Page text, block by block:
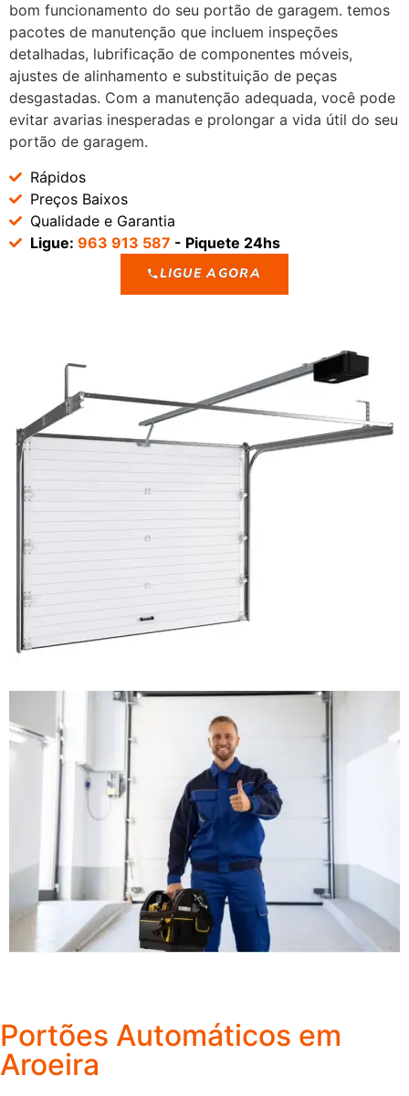
bom funcionamento do seu portão de garagem. temos
pacotes de manutenção que incluem inspeções
detalhadas, lubrificação de componentes móveis,
ajustes de alinhamento e substituição de peças
desgastadas. Com a manutenção adequada, você pode
evitar avarias inesperadas e prolongar a vida útil do seu
portão de garagem.
Rápidos
Preços Baixos
Qualidade e Garantia
Ligue: 963 913 587 - Piquete 24hs
LIGUE AGORA
Portões Automáticos em
Aroeira